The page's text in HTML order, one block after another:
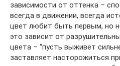
зависимости от оттенка –
всегда в движении, всегда
цвет любит быть первым, но
это зависит от
цвета – “пусть выживет
заставляет насторожиться